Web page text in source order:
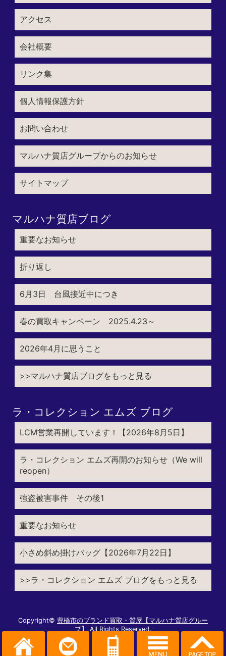
アクセス
会社概要
リンク集
個人情報保護方針
お問い合わせ
マルハナ質店グループからのお知らせ
サイトマップ
マルハナ質店ブログ
重要なお知らせ
折り返し
6月3日 台風接近中につき
春の買取キャンペーン 2025.4.23～
2026年4月に思うこと
>>マルハナ質店ブログをもっと見る
ラ・コレクション エムズ ブログ
LCM営業再開しています！【2026年8月5日】
ラ・コレクション エムズ再開のお知らせ（We will
reopen）
強盗被害事件 その後1
重要なお知らせ
小さめ斜め掛けバッグ【2026年7月22日】
>>ラ・コレクション エムズ ブログをもっと見る
Copyright© 豊橋市のブランド買取・質屋【マルハナ質店グルー
プ】
All Rights Reserved.